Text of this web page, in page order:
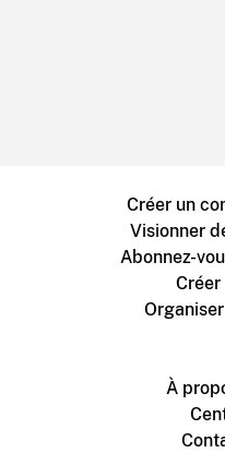
Créer un
Visionner
Abonnez-
Créer
À